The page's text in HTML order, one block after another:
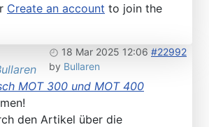
Create an account to join the
18 Mar 2025 12:06 #22992
by Bullaren
MOT 300 und MOT 400
den Artikel über die